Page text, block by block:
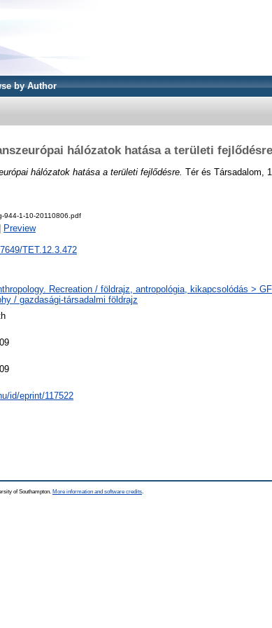
by Author
hálózatok hatása a területi fejlődésre
hálózatok hatása a területi fejlődésre. Tér és Társadalom,
944-1-10-20110806.pdf
Preview
TET.12.3.472
Recreation / földrajz, antropológia, kikapcsolódás >
/ gazdasági-társadalmi földrajz
id/eprint/117522
of Southampton. More information and software credits